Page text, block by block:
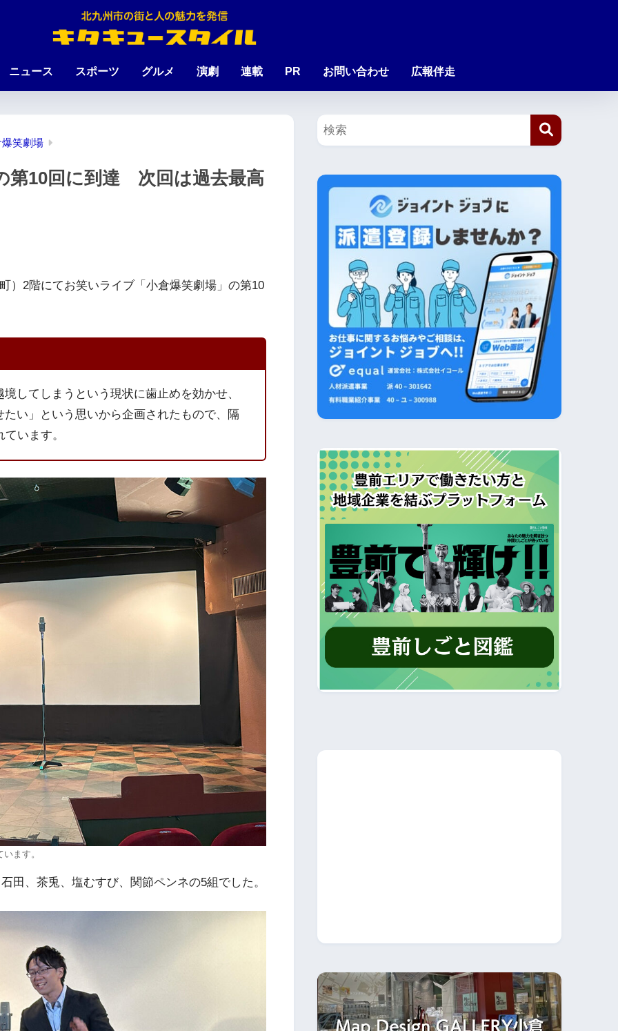
ニュース スポーツ グルメ 演劇 連載 PR お問い合わせ 広報伴走
爆笑劇場
第10回に到達 次回は過去最高
）2階にてお笑いライブ「小倉爆笑劇場」の第10
してしまうという現状に歯止めを効かせ、
い」という思いから企画されたもので、隔
います。
ます。
田、茶兎、塩むすび、関節ペンネの5組でした。